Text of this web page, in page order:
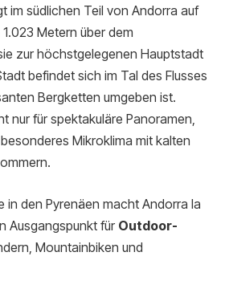
im südlichen Teil von Andorra auf
Metern über dem
zur höchstgelegenen Hauptstadt
befindet sich im Tal des Flusses
Bergketten umgeben ist.
nur für spektakuläre Panoramen,
Mikroklima mit kalten
in den Pyrenäen macht Andorra la
Ausgangspunkt für Outdoor-
Mountainbiken und